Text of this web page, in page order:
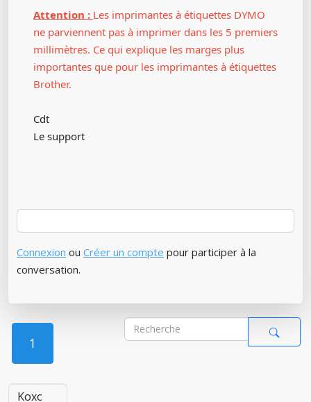
Attention : Les imprimantes à étiquettes DYMO
ne parviennent pas à imprimer dans les 5 premiers
millimètres. Ce qui explique les marges plus
importantes que pour les imprimantes à étiquettes
Brother.
Cdt
Le support
Connexion ou Créer un compte pour participer à la
conversation.
1